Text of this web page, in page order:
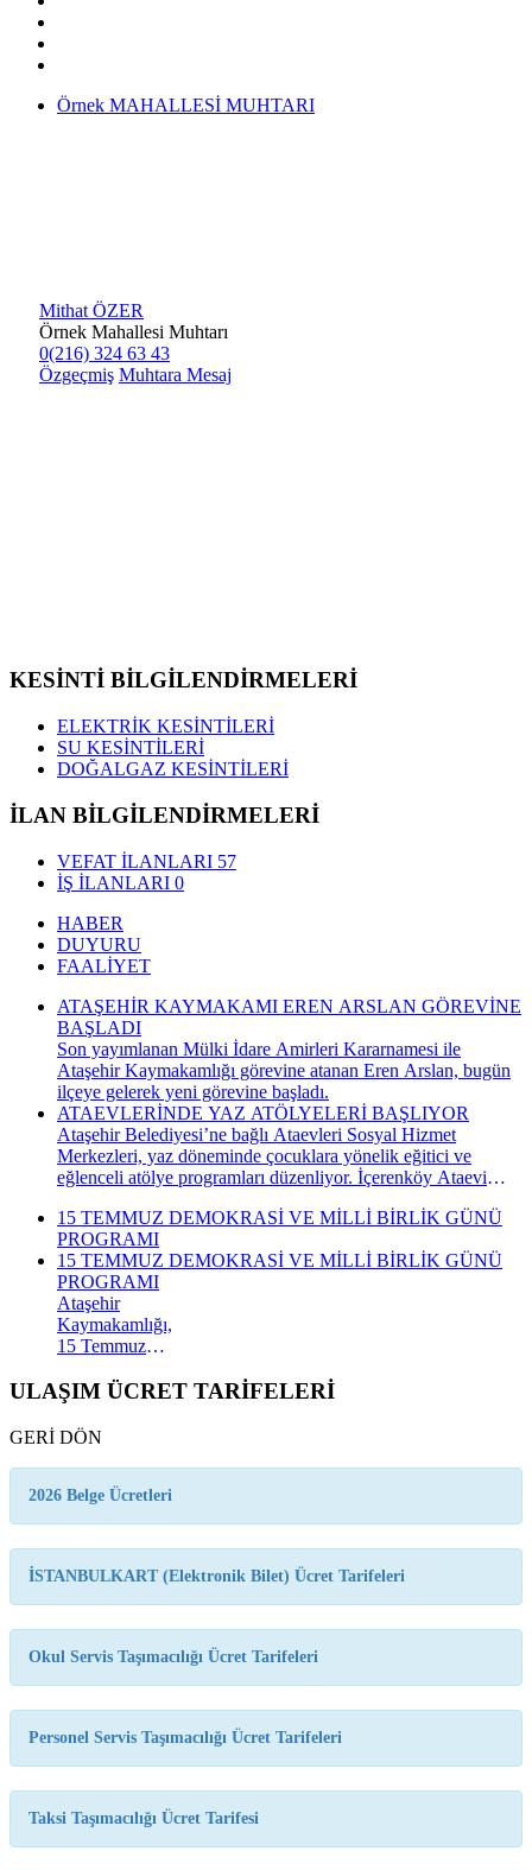
Örnek MAHALLESİ MUHTARI
Mithat ÖZER
Örnek Mahallesi Muhtarı
0(216) 324 63 43
Özgeçmiş Muhtara Mesaj
KESİNTİ BİLGİLENDİRMELERİ
ELEKTRİK KESİNTİLERİ
SU KESİNTİLERİ
DOĞALGAZ KESİNTİLERİ
İLAN BİLGİLENDİRMELERİ
VEFAT İLANLARI 57
İŞ İLANLARI 0
HABER
DUYURU
FAALİYET
ATAŞEHİR KAYMAKAMI EREN ARSLAN GÖREVİNE
BAŞLADI
Son yayımlanan Mülki İdare Amirleri Kararnamesi ile
Ataşehir Kaymakamlığı görevine atanan Eren Arslan, bugün
ilçeye gelerek yeni görevine başladı.
ATAEVLERİNDE YAZ ATÖLYELERİ BAŞLIYOR
Ataşehir Belediyesi’ne bağlı Ataevleri Sosyal Hizmet
Merkezleri, yaz döneminde çocuklara yönelik eğitici ve
eğlenceli atölye programları düzenliyor. İçerenköy Ataevi
kapsamında çocuklar hem yeni beceriler kazanacak hem de
keyifli bir yaz dönemi geçirecek.
15 TEMMUZ DEMOKRASİ VE MİLLİ BİRLİK GÜNÜ
PROGRAMI
15 TEMMUZ DEMOKRASİ VE MİLLİ BİRLİK GÜNÜ
PROGRAMI
Ataşehir
Kaymakamlığı,
15 Temmuz
Millî Birlik
Günü
kapsamında
anma
programının
Bizim"
temasıyla
17 Temmuz
tarihleri
arasında çeşitli
noktalarda
düzenlenecek.
ULAŞIM ÜCRET TARİFELERİ
GERİ DÖN
2026 Belge Ücretleri
İSTANBULKART (Elektronik Bilet) Ücret Tarifeleri
Okul Servis Taşımacılığı Ücret Tarifeleri
Personel Servis Taşımacılığı Ücret Tarifeleri
Taksi Taşımacılığı Ücret Tarifesi